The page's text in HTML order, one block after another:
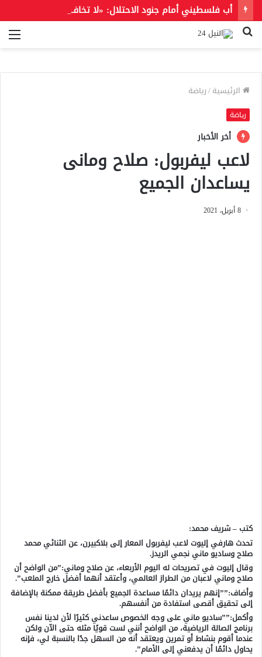
بحث
الرئيسية/رياضة
رياضة
أخر الأخبار
لاعب ليفربول: صلاح ومانى
يساعدان الجميع
8 أبريل، 2021
كتب – شريف محمد:
تحدث هارفي إليوت لاعب ليفربول المعار إلى بلاكبيرن، عن الثنائي محمد
صلاح وساديو ماني نجمي الريدز.
وقال إليوت في تصريحات له اليوم الأربعاء، عن صلاح وماني:”من الواضح أن
صلاح وماني لاعبان من الطراز العالمي، وأعتقد أنهما أفضل خارج الملعب”.
وأضاف:””إنهم يريدان دائمًا مساعدة الجميع بأفضل طريقة ممكنة بالإضافة
إلى تحقيق أقصى استفادة من أنفسهم.
وأكمل:””ساديو ماني على وجه الخصوص ساعدني كثيرًا لأن لدينا نفس
برنامج الصالة الرياضية، من الواضح أنني لست قويًا مثله حتى الآن ولكن
عندما أقوم بنشاط أو تمرين ويعتقد أنه من السهل جدًا بالنسبة لي، فإنه
يحاول دائمًا أن يدفعني إلى الأمام”.